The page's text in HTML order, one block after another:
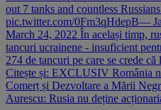
out 7 tanks and countless
pic.twitter.com/0Fm3qHdepB—
March 24, 2022 În același timp,
tancuri ucrainene - insuficient
274 de tancuri pe care se crede
Citește și: EXCLUSIV România
Comerț și Dezvoltare a Mării
Aurescu: Rusia nu deține